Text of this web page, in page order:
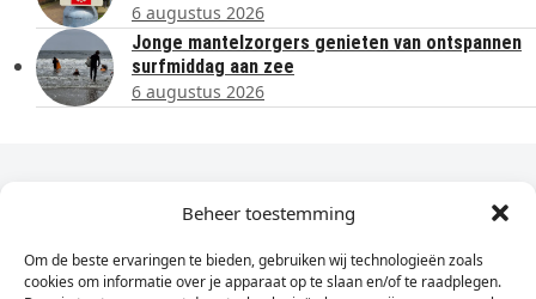
Beheer toestemming
Om de beste ervaringen te bieden, gebruiken wij technologieën zoals
cookies om informatie over je apparaat op te slaan en/of te raadplegen.
6 augustus 2026
Jonge mantelzorgers genieten van ontspannen
surfmiddag aan zee
6 augustus 2026
Dagelijks het laatste nieuws in je e-mail?
Vul
hier